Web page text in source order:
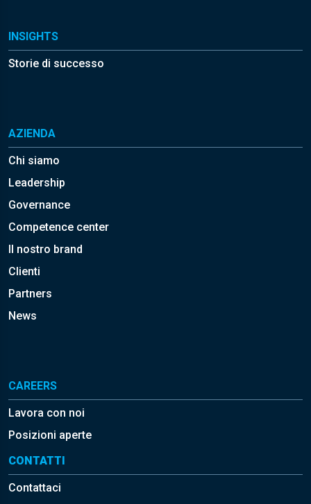
INSIGHTS
Storie di successo
AZIENDA
Chi siamo
Leadership
Governance
Competence center
Il nostro brand
Clienti
Partners
News
CAREERS
Lavora con noi
Posizioni aperte
CONTATTI
Contattaci